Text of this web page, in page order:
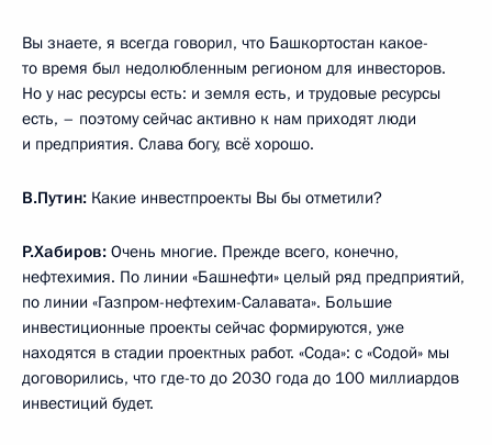
Вы знаете, я всегда говорил, что Башкортостан какое-
то время был недолюбленным регионом для инвесторов.
Но у нас ресурсы есть: и земля есть, и трудовые ресурсы
есть, – поэтому сейчас активно к нам приходят люди
и предприятия. Слава богу, всё хорошо.
В.Путин: Какие инвестпроекты Вы бы отметили?
Р.Хабиров: Очень многие. Прежде всего, конечно,
нефтехимия. По линии «Башнефти» целый ряд предприятий,
по линии «Газпром-нефтехим-Салавата». Большие
инвестиционные проекты сейчас формируются, уже
находятся в стадии проектных работ. «Сода»: с «Содой» мы
договорились, что где-то до 2030 года до 100 миллиардов
инвестиций будет.